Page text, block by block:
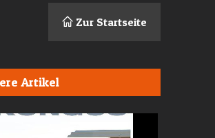
Zur Startseite
Artikel